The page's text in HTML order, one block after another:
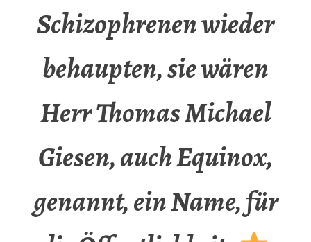
Schizophrenen wieder
behaupten, sie wären
Herr Thomas Michael
Giesen, auch Equinox,
genannt, ein Name, für